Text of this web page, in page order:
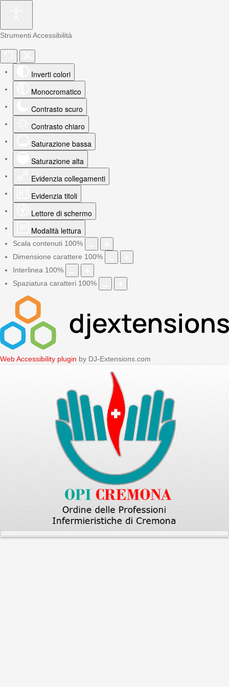
Strumenti Accessibilità
Inverti colori
Monocromatico
Contrasto scuro
Contrasto chiaro
Saturazione bassa
Saturazione alta
Evidenzia collegamenti
Evidenzia titoli
Lettore di schermo
Modalità lettura
Scala contenuti 100%
Dimensione carattere 100%
Interlinea 100%
Spaziatura caratteri 100%
Web Accessibility plugin by DJ-Extensions.com